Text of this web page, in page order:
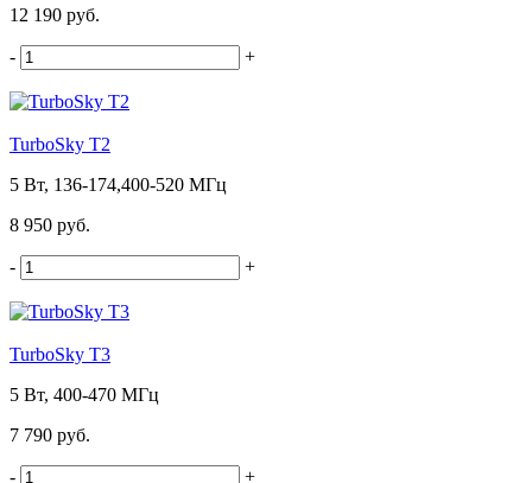
12 190 руб.
- +
TurboSky T2
5 Вт, 136-174,400-520 МГц
8 950 руб.
- +
TurboSky T3
5 Вт, 400-470 МГц
7 790 руб.
- +